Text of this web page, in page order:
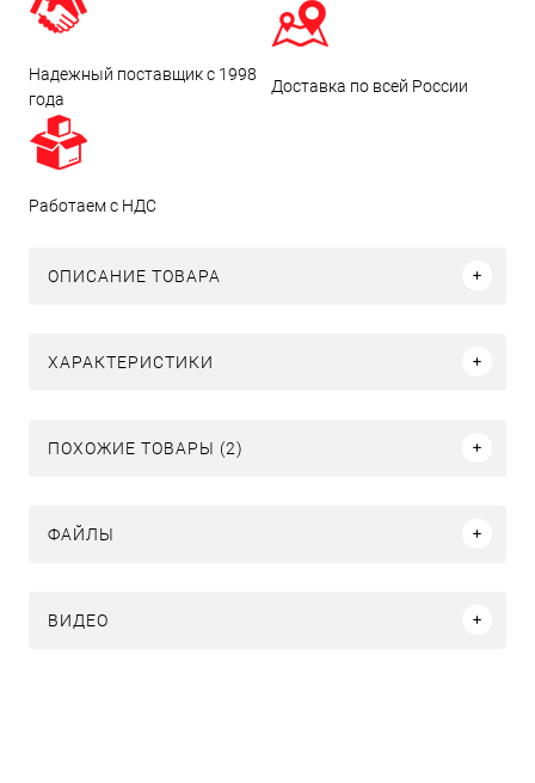
Надежный поставщик с 1998
года
Доставка по всей России
Работаем с НДС
ОПИСАНИЕ ТОВАРА
ХАРАКТЕРИСТИКИ
ПОХОЖИЕ ТОВАРЫ (2)
ФАЙЛЫ
ВИДЕО